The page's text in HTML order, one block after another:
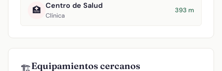
🏥 Centro de Salud
Clínica
393 m
Equipamientos cercanos